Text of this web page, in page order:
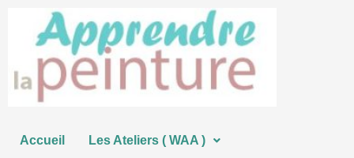
contenu
Accueil Les Ateliers ( WAA )